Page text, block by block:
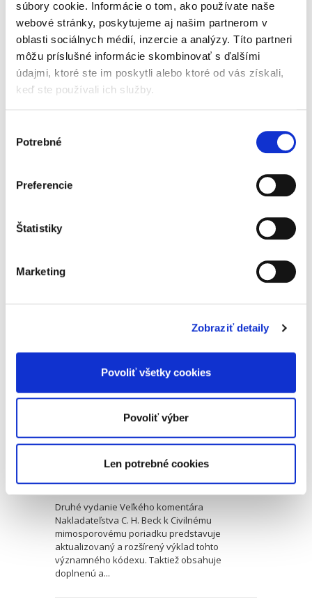
súbory cookie. Informácie o tom, ako používate naše
webové stránky, poskytujeme aj našim partnerom v
oblasti sociálnych médií, inzercie a analýzy. Títo partneri
môžu príslušné informácie skombinovať s ďalšími
údajmi, ktoré ste im poskytli alebo ktoré od vás získali,
keď ste používali ich služby.
súhlasu
Potrebné
Preferencie
Štatistiky
Marketing
Zobraziť detaily
Povoliť všetky cookies
Povoliť výber
Len potrebné cookies
Zákon o bankách.
Komentár
129,00 €
komentár obsahuje vnútroštátny a tiež
odborníkov rozmanitej...
poriadok.
vydanie
2. VYDANIE
Marek
119,05 €bez DPH
Druhé vydanie Veľkého komentára
Nakladateľstva C. H. Beck k Civilnému
mimosporovému poriadku predstavuje
aktualizovaný a rozšírený výklad tohto
významného kódexu. Taktiež obsahuje
doplnenú a...